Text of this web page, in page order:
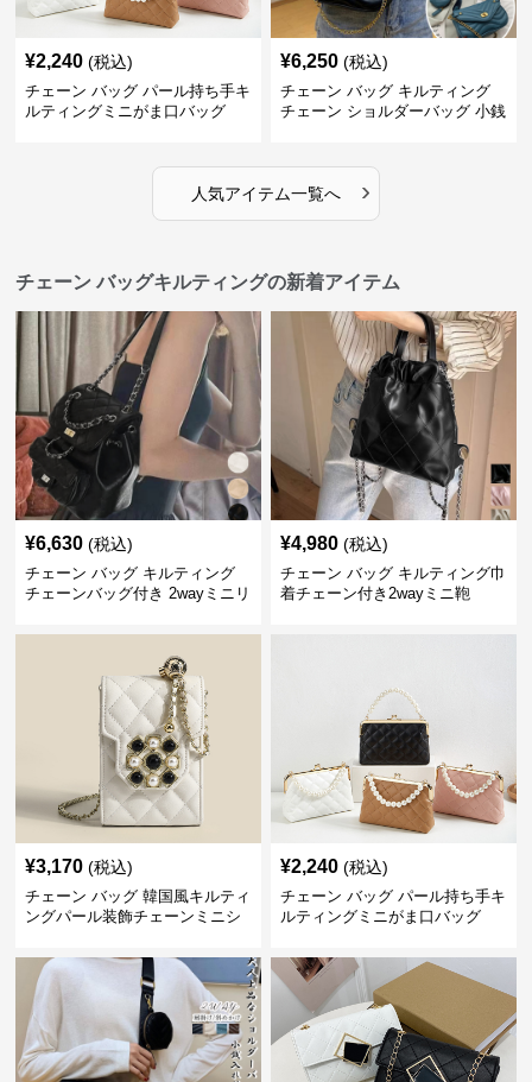
¥2,240 (税込)
チェーン バッグ パール持ち手キ
ルティングミニがま口バッグ
¥6,250 (税込)
チェーン バッグ キルティング
チェーン ショルダーバッグ 小銭
人気アイテム一覧へ ›
チェーン バッグキルティングの新着アイテム
¥6,630 (税込)
チェーン バッグ キルティング
チェーンバッグ付き 2wayミニリ
¥4,980 (税込)
チェーン バッグ キルティング巾
着チェーン付き2wayミニ鞄
¥3,170 (税込)
チェーン バッグ 韓国風キルティ
ングパール装飾チェーンミニシ
¥2,240 (税込)
チェーン バッグ パール持ち手キ
ルティングミニがま口バッグ